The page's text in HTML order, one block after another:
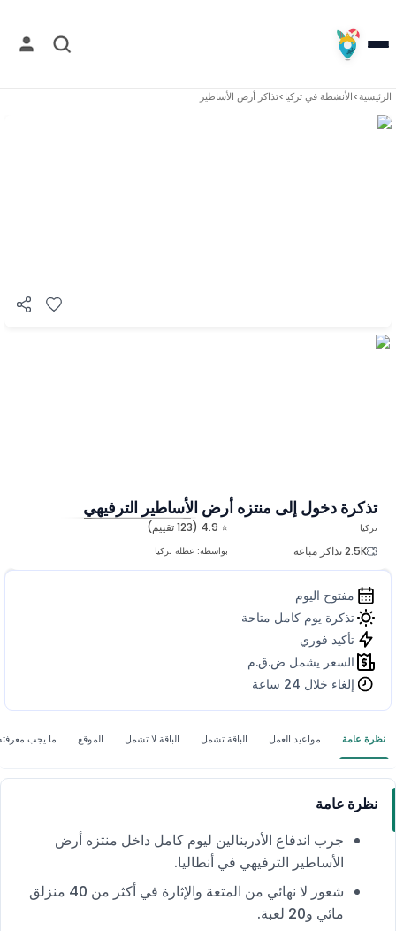
الرئيسية>الأنشطة فيتركيا>تذاكر أرض الأساطير
تذكرة دخول إلى منتزه أرض الأساطير الترفيهي
⭐ 4.9 (123 تقييم)
2.5K تذاكر مباعة
بواسطة: عطلة تركيا
تركيا المزيد من الصور
مفتوح اليوم
تذكرة يوم كامل متاحة
تأكيد فوري
السعر يشمل ض.ق.م
إلغاء خلال 24 ساعة
نظرة عامة مواعيد العمل الباقة تشمل الباقة لا تشمل الموقع ما يجب
نظرة عامة
جرب اندفاع الأدرينالين ليوم كامل داخل منتزه أرض
الأساطير الترفيهي في أنطاليا.
شعور لا نهائي من المتعة والإثارة في أكثر من 40 منزلق
مائي و20 لعبة.